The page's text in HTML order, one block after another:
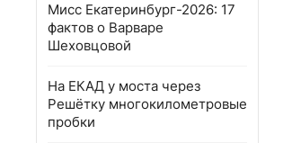
Мисс Екатеринбург-2026: 17
фактов о Варваре
Шеховцовой
На ЕКАД у моста через
Решётку многокилометровые
пробки